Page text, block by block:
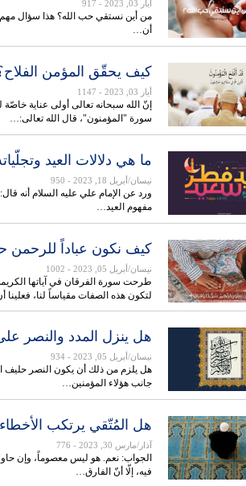
أيار 03, 2023 - 917
من أين نستقي حب الله؟ هذا سؤال مهم
أن…
كيف يحقّق المؤمن
أيار 03, 2023 - 1147
إنّ الله سبحانه تعالى أولى عناية
سورة "المؤمنون"، قال الله تعالى:…
ما هي دلالات العيد
نيسان/أبريل 18, 2023 - 950
مفهوم العيد…
كيف نكون عباداً للرحمن
نيسان/أبريل 05, 2023 - 1002
طرحت سورة الفرقان في آياتها
لتكون هذه الصفات مقياساً لنا، فعلينا
هل ينزل المدد والنصر
نيسان/أبريل 05, 2023 - 934
هل يلزم من ذلك أن يكون النصر حليف
جانب هؤلاء المؤمنين…
هل المُتّقي يرتكب
آذار/مارس 30, 2023 - 776
الجواب: نعم. هو ليس معصوماً، وإن
فيه، إلّا أنّ الفارق…